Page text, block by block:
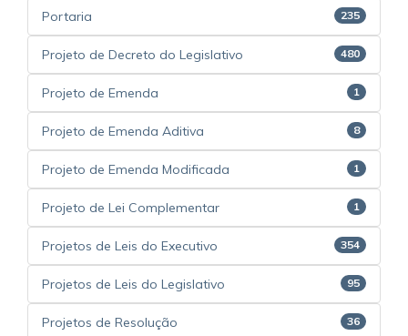
Portaria 235
Projeto de Decreto do Legislativo 480
Projeto de Emenda 1
Projeto de Emenda Aditiva 8
Projeto de Emenda Modificada 1
Projeto de Lei Complementar 1
Projetos de Leis do Executivo 354
Projetos de Leis do Legislativo 95
Projetos de Resolução 36